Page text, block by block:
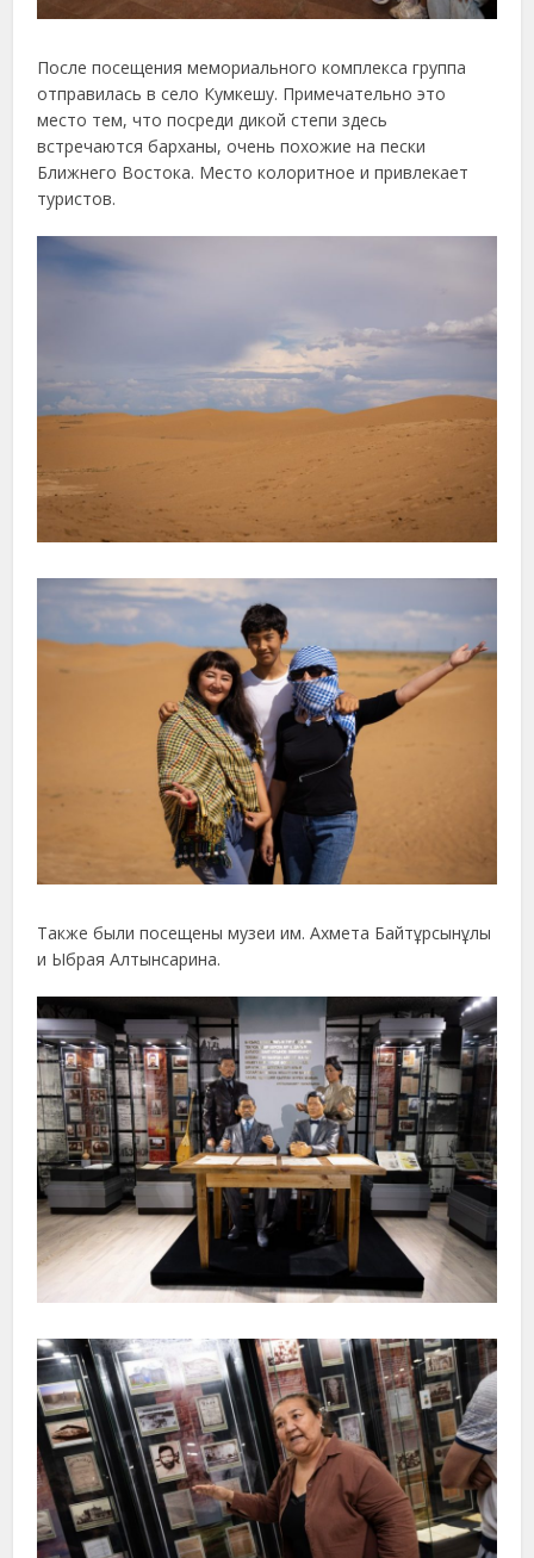
После посещения мемориального комплекса группа
отправилась в село Кумкешу. Примечательно это
место тем, что посреди дикой степи здесь
встречаются барханы, очень похожие на пески
Ближнего Востока. Место колоритное и привлекает
туристов.
Также были посещены музеи им. Ахмета Байтұрсынұлы
и Ыбрая Алтынсарина.